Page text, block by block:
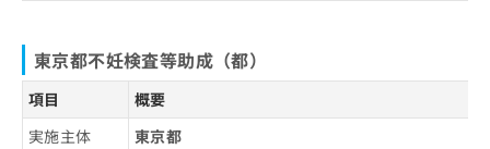
東京都不妊検査等助成（都）
項目
概要
実施主体
東京都
は
こ
ち
ら